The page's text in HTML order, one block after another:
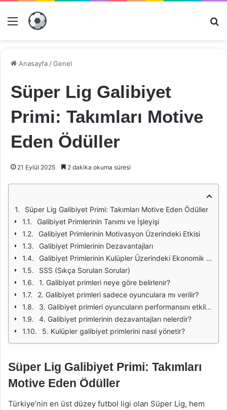
Menü
Anasayfa /Genel
Süper Lig Galibiyet
Primi: Takımları Motive
Eden Ödüller
21 Eylül 2025 2 dakika okuma süresi
Süper Lig Galibiyet Primi: Takımları Motive Eden Ödüller
Galibiyet Primlerinin Tanımı ve İşleyişi
Galibiyet Primlerinin Motivasyon Üzerindeki Etkisi
Galibiyet Primlerinin Dezavantajları
Galibiyet Primlerinin Kulüpler Üzerindeki Ekonomik Etkisi
SSS (Sıkça Sorulan Sorular)
1. Galibiyet primleri neye göre belirlenir?
2. Galibiyet primleri sadece oyunculara mı verilir?
3. Galibiyet primleri oyuncuların performansını etkiler mi?
4. Galibiyet primlerinin dezavantajları nelerdir?
5. Kulüpler galibiyet primlerini nasıl yönetir?
Süper Lig Galibiyet Primi: Takımları
Motive Eden Ödüller
Türkiye’nin en üst düzey futbol ligi olan Süper Lig, hem